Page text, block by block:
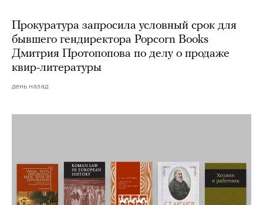
Прокуратура запросила условный срок для
бывшего гендиректора Popcorn Books
Дмитрия Протопопова по делу о продаже
квир-литературы
день назад